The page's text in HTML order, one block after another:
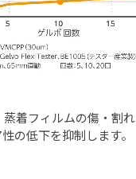
蒸着フィルムの傷・割
の低下を抑制します。